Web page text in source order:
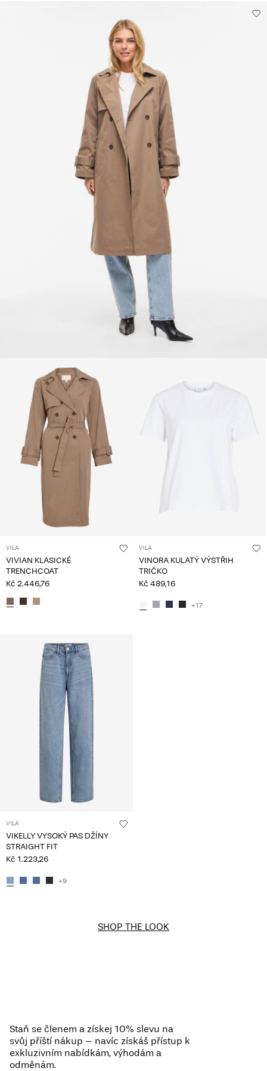
Pick up at Service Point (Packeta)
Možnosti doručení
Vrácení a výměna
VILA
VIVIAN KLASICKÉ
TRENCHCOAT
Kč 2.446,76
VILA
VINORA KULATÝ VÝSTŘIH
TRIČKO
Kč 489,16
+17
VILA
VIKELLY VYSOKÝ PAS DŽÍNY
STRAIGHT FIT
Kč 1.223,26
+9
SHOP THE LOOK
Staň se členem a získej 10% slevu na
svůj příští nákup – navíc získáš přístup k
exkluzivním nabídkám, výhodám a
odměnám.